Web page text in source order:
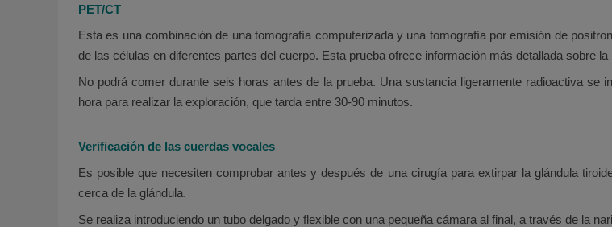
PET/CT
Esta es una combinación de una tomografía computerizada y una tomografía por emisión de
de las células en diferentes partes del cuerpo. Esta prueba ofrece información más detallada sobre
No podrá comer durante seis horas antes de la prueba. Una sustancia ligeramente radioactiva
hora para realizar la exploración, que tarda entre 30-90 minutos.
Verificación de las cuerdas vocales
Es posible que necesiten comprobar antes y después de una cirugía para extirpar la glándula
cerca de la glándula.
Se realiza introduciendo un tubo delgado y flexible con una pequeña cámara al final, a través de la